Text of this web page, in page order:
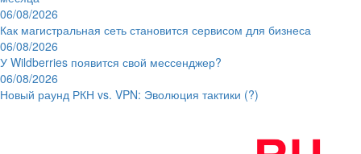
06/08/2026
Как магистральная сеть становится сервисом для бизнеса
06/08/2026
У Wildberries появится свой мессенджер?
06/08/2026
Новый раунд РКН vs. VPN: Эволюция тактики (?)